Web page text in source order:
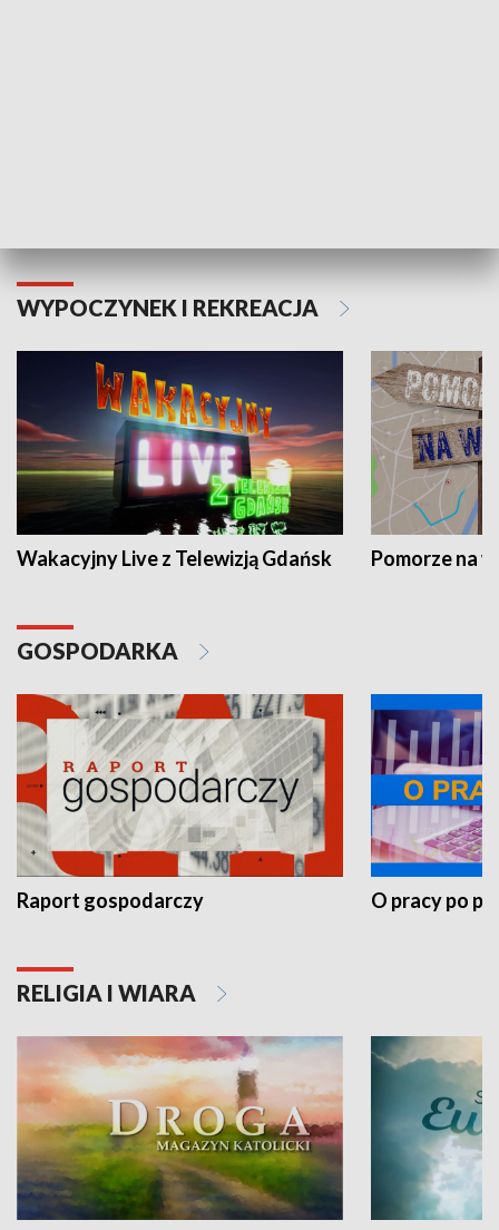
WYPOCZYNEK I REKREACJA
Wakacyjny Live z Telewizją Gdańsk Pomorze na
GOSPODARKA
Raport gospodarczy O pracy po
RELIGIA I WIARA